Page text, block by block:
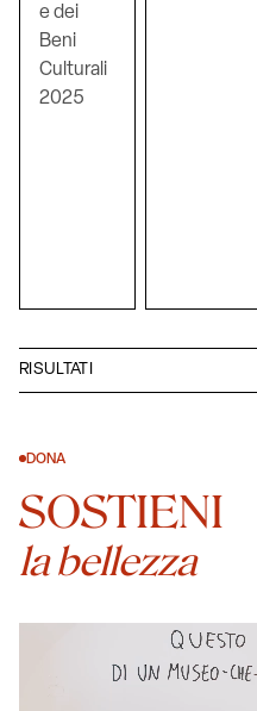
RISULTATI
e dei
Beni
Culturali
2025
DONA
SOSTIENI
la bellezza